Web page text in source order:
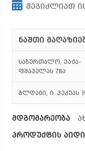
შეგიძლიათ
ნაშთი
საბურთალო, ვაჟა-
ფშაველას 78ა
გლდანი, ი. ვეკუას
მდგომარეობა
პროდუქტის აიდი